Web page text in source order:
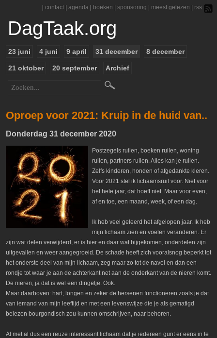
contact agenda boeken sponsoring meest gelezen rss
DagTaak.org
23 juni 4 juni 9 april 31 december 8 december
21 oktober 20 september Archief
Oproep voor 2021: Kruip in de huid van..
Donderdag 31 december 2020
Postzegels ruilen, boeken ruilen, woning
ruilen, partners ruilen. Alles kan je ruilen.
Zelfs kinderen, honden of afgedankte kleren.
Voor 2021 stel ik lichaamsruil voor. Niet voor
het hele jaar, dat hoeft niet. Maar voor even,
af en toe, een maand, week, of een dag.
Ik heb veel geleerd het afgelopen jaar. Ik heb
mijn lichaam zien en voelen veranderen. Er
zijn wat delen verwijderd, er is hier en daar wat bijgekomen, onderdelen zijn
uitgevallen en weer aangegroeid. De schade heeft zich vooralsnog beperkt tot
het onderste deel van mijn lichaam, zeg maar zo tot de navel en dan een
rondje tot waar je aan de achterkant net aan de onderkant van de nieren komt.
De nieren, ja dat is wel een dingetje. Ook.
Maar daarboven: hart, longen en zeker de hersenen functioneren zoals je dat
van iemand van mijn leeftijd en met een levenswijze die je als gematigd
belezen bourgondisch zou kunnen omschrijven, naar behoren.
Al met al dus een reuze interessant lichaam dat je iedereen gunt er eens in te